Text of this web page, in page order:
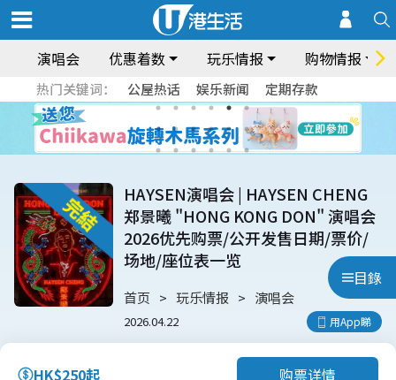
演唱会 优惠着数 玩乐情报 购物情报
热门关键词： 公屋热话 娱乐新闻 定期存款
目錄
HAYSEN演唱会 | HAYSEN CHENG
郑景曦 "HONG KONG DON" 演唱会
2026优先购票/公开发售日期/票价/
场地/座位表一览
首页 玩乐情报 演唱会
2026.04.22 用App睇
HK$250起 购票详情